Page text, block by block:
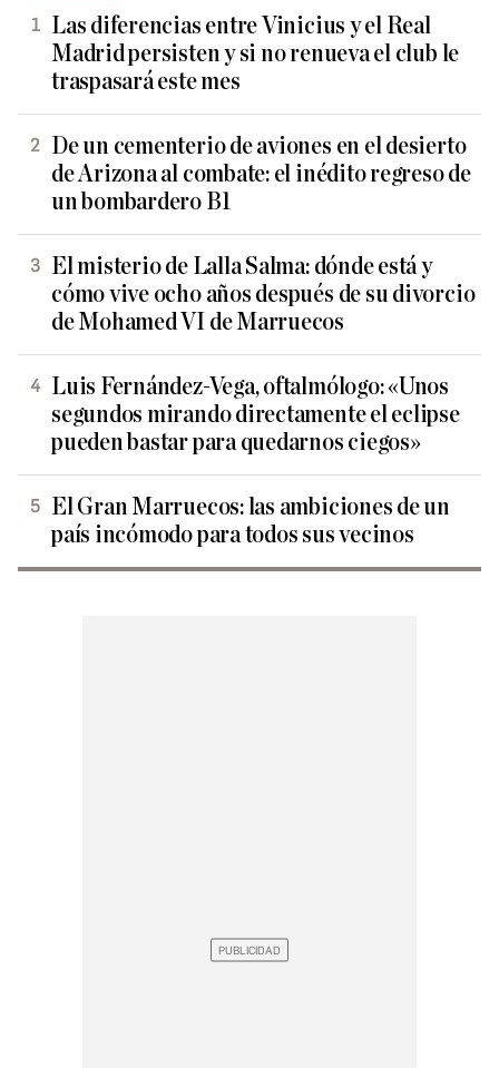
Las diferencias entre Vinicius y el Real
Madrid persisten y si no renueva el club le
traspasará este mes
De un cementerio de aviones en el desierto
de Arizona al combate: el inédito regreso de
un bombardero B1
El misterio de Lalla Salma: dónde está y
cómo vive ocho años después de su divorcio
de Mohamed VI de Marruecos
Luis Fernández-Vega, oftalmólogo: «Unos
segundos mirando directamente el eclipse
pueden bastar para quedarnos ciegos»
El Gran Marruecos: las ambiciones de un
país incómodo para todos sus vecinos